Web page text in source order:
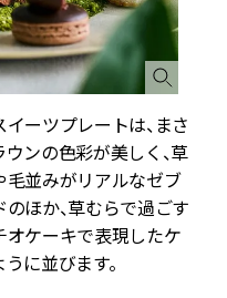
ーツプレートは、まさ
ンの色彩が美しく、草
並みがリアルなゼブ
ほか、草むらで過ごす
ケーキで表現したケ
に並びます。